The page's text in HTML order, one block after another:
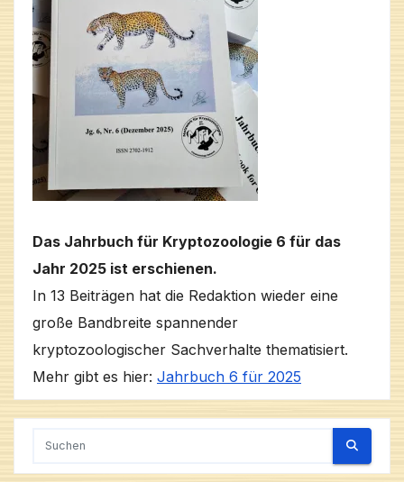
Das Jahrbuch für Kryptozoologie 6 für das
Jahr 2025 ist erschienen.
In 13 Beiträgen hat die Redaktion wieder eine
große Bandbreite spannender
kryptozoologischer Sachverhalte thematisiert.
Mehr gibt es hier: Jahrbuch 6 für 2025